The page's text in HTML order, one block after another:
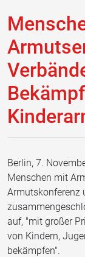
Berlin, 7.
Menschen mit
Armutskonferenz
auf, "mit großer
von Kindern,
bekämpfen".